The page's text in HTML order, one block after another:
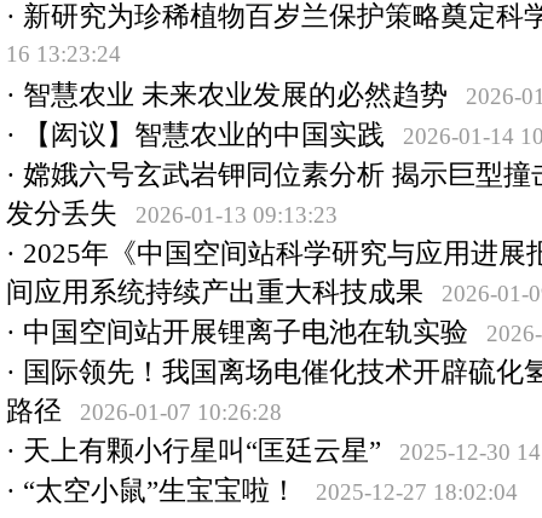
· 新研究为珍稀植物百岁兰保护策略奠定科
16 13:23:24
· 智慧农业 未来农业发展的必然趋势 2026-
· 【闳议】智慧农业的中国实践 2026-01-14
· 嫦娥六号玄武岩钾同位素分析 揭示巨型撞
发分丢失
2026-01-13 09:13:23
· 2025年《中国空间站科学研究与应用进展
间应用系统持续产出重大科技成果
2026-01-
· 中国空间站开展锂离子电池在轨实验
· 国际领先！我国离场电催化技术开辟硫化
路径
2026-01-07 10:26:28
· 天上有颗小行星叫“匡廷云星” 2025-12-30
· “太空小鼠”生宝宝啦！ 2025-12-27 18:02:04